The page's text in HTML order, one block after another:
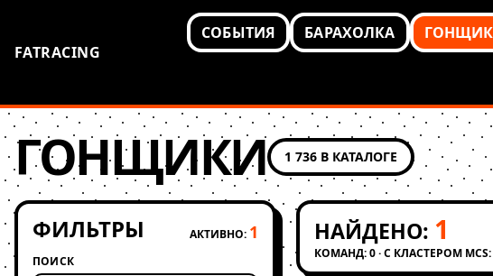
FATRACING
СОБЫТИЯ БАРАХОЛКА
ГОНЩИКИ 1 736 В КАТАЛОГЕ
ФИЛЬТРЫ АКТИВНО: 1
ПОИСК
НАЙДЕНО: 1
КОМАНД: 0 · С КЛАСТЕРОМ MCS: